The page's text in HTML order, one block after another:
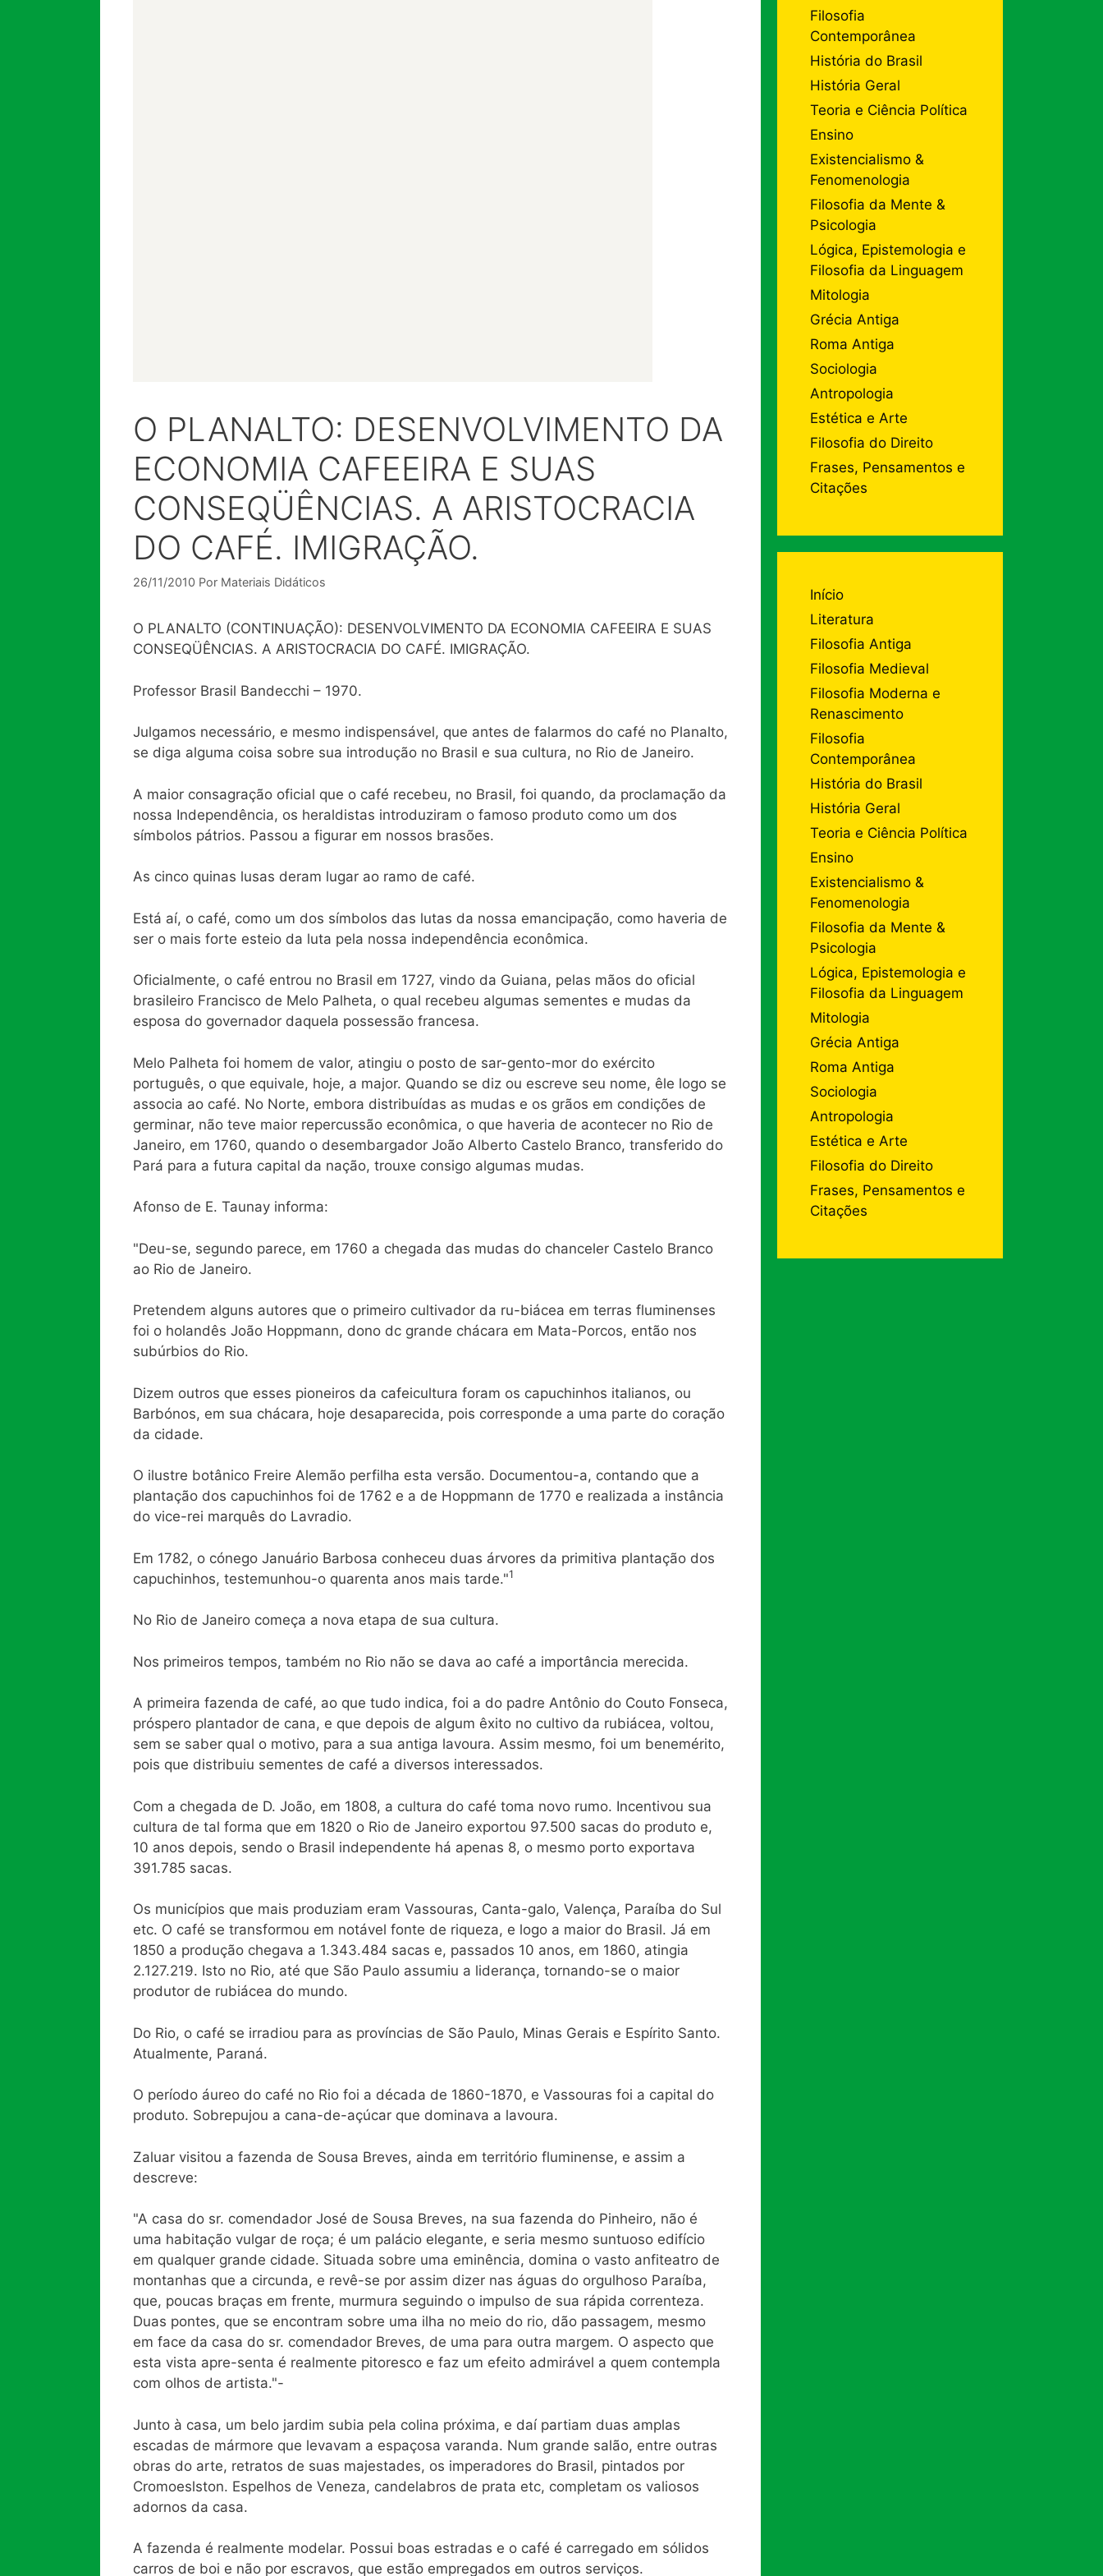
O PLANALTO: DESENVOLVIMENTO DA
ECONOMIA CAFEEIRA E SUAS
CONSEQÜÊNCIAS. A ARISTOCRACIA
DO CAFÉ. IMIGRAÇÃO.
26/11/2010 Por Materiais Didáticos
O PLANALTO (CONTINUAÇÃO): DESENVOLVIMENTO DA ECONOMIA CAFEEIRA E SUAS
CONSEQÜÊNCIAS. A ARISTOCRACIA DO CAFÉ. IMIGRAÇÃO.
Professor Brasil Bandecchi – 1970.
Julgamos necessário, e mesmo indispensável, que antes de falarmos do café no Planalto,
se diga alguma coisa sobre sua introdução no Brasil e sua cultura, no Rio de Janeiro.
A maior consagração oficial que o café recebeu, no Brasil, foi quando, da proclamação da
nossa Independência, os heraldistas introduziram o famoso produto como um dos
símbolos pátrios. Passou a figurar em nossos brasões.
As cinco quinas lusas deram lugar ao ramo de café.
Está aí, o café, como um dos símbolos das lutas da nossa emancipação, como haveria de
ser o mais forte esteio da luta pela nossa independência econômica.
Oficialmente, o café entrou no Brasil em 1727, vindo da Guiana, pelas mãos do oficial
brasileiro Francisco de Melo Palheta, o qual recebeu algumas sementes e mudas da
esposa do governador daquela possessão francesa.
Melo Palheta foi homem de valor, atingiu o posto de sar-gento-mor do exército
português, o que equivale, hoje, a major. Quando se diz ou escreve seu nome, êle logo se
associa ao café. No Norte, embora distribuídas as mudas e os grãos em condições de
germinar, não teve maior repercussão econômica, o que haveria de acontecer no Rio de
Janeiro, em 1760, quando o desembargador João Alberto Castelo Branco, transferido do
Pará para a futura capital da nação, trouxe consigo algumas mudas.
Afonso de E. Taunay informa:
"Deu-se, segundo parece, em 1760 a chegada das mudas do chanceler Castelo Branco
ao Rio de Janeiro.
Pretendem alguns autores que o primeiro cultivador da ru-biácea em terras fluminenses
foi o holandês João Hoppmann, dono dc grande chácara em Mata-Porcos, então nos
subúrbios do Rio.
Dizem outros que esses pioneiros da cafeicultura foram os capuchinhos italianos, ou
Barbónos, em sua chácara, hoje desaparecida, pois corresponde a uma parte do coração
da cidade.
O ilustre botânico Freire Alemão perfilha esta versão. Documentou-a, contando que a
plantação dos capuchinhos foi de 1762 e a de Hoppmann de 1770 e realizada a instância
do vice-rei marquês do Lavradio.
Em 1782, o cónego Januário Barbosa conheceu duas árvores da primitiva plantação dos
capuchinhos, testemunhou-o quarenta anos mais tarde."1
No Rio de Janeiro começa a nova etapa de sua cultura.
Nos primeiros tempos, também no Rio não se dava ao café a importância merecida.
A primeira fazenda de café, ao que tudo indica, foi a do padre Antônio do Couto Fonseca,
próspero plantador de cana, e que depois de algum êxito no cultivo da rubiácea, voltou,
sem se saber qual o motivo, para a sua antiga lavoura. Assim mesmo, foi um benemérito,
pois que distribuiu sementes de café a diversos interessados.
Com a chegada de D. João, em 1808, a cultura do café toma novo rumo. Incentivou sua
cultura de tal forma que em 1820 o Rio de Janeiro exportou 97.500 sacas do produto e,
10 anos depois, sendo o Brasil independente há apenas 8, o mesmo porto exportava
391.785 sacas.
Os municípios que mais produziam eram Vassouras, Canta-galo, Valença, Paraíba do Sul
etc. O café se transformou em notável fonte de riqueza, e logo a maior do Brasil. Já em
1850 a produção chegava a 1.343.484 sacas e, passados 10 anos, em 1860, atingia
2.127.219. Isto no Rio, até que São Paulo assumiu a liderança, tornando-se o maior
produtor de rubiácea do mundo.
Do Rio, o café se irradiou para as províncias de São Paulo, Minas Gerais e Espírito Santo.
Atualmente, Paraná.
O período áureo do café no Rio foi a década de 1860-1870, e Vassouras foi a capital do
produto. Sobrepujou a cana-de-açúcar que dominava a lavoura.
Zaluar visitou a fazenda de Sousa Breves, ainda em território fluminense, e assim a
descreve:
"A casa do sr. comendador José de Sousa Breves, na sua fazenda do Pinheiro, não é
uma habitação vulgar de roça; é um palácio elegante, e seria mesmo suntuoso edifício
em qualquer grande cidade. Situada sobre uma eminência, domina o vasto anfiteatro de
montanhas que a circunda, e revê-se por assim dizer nas águas do orgulhoso Paraíba,
que, poucas braças em frente, murmura seguindo o impulso de sua rápida correnteza.
Duas pontes, que se encontram sobre uma ilha no meio do rio, dão passagem, mesmo
em face da casa do sr. comendador Breves, de uma para outra margem. O aspecto que
esta vista apre-senta é realmente pitoresco e faz um efeito admirável a quem contempla
com olhos de artista."-
Junto à casa, um belo jardim subia pela colina próxima, e daí partiam duas amplas
escadas de mármore que levavam a espaçosa varanda. Num grande salão, entre outras
obras do arte, retratos de suas majestades, os imperadores do Brasil, pintados por
Cromoeslston. Espelhos de Veneza, candelabros de prata etc, completam os valiosos
adornos da casa.
A fazenda é realmente modelar. Possui boas estradas e o café é carregado em sólidos
carros de boi e não por escravos, que estão empregados em outros serviços.
Filosofia
Contemporânea
História do Brasil
História Geral
Teoria e Ciência Política
Ensino
Existencialismo &
Fenomenologia
Filosofia da Mente &
Psicologia
Lógica, Epistemologia e
Filosofia da Linguagem
Mitologia
Grécia Antiga
Roma Antiga
Sociologia
Antropologia
Estética e Arte
Filosofia do Direito
Frases, Pensamentos e
Citações
Início
Literatura
Filosofia Antiga
Filosofia Medieval
Filosofia Moderna e
Renascimento
Filosofia
Contemporânea
História do Brasil
História Geral
Teoria e Ciência Política
Ensino
Existencialismo &
Fenomenologia
Filosofia da Mente &
Psicologia
Lógica, Epistemologia e
Filosofia da Linguagem
Mitologia
Grécia Antiga
Roma Antiga
Sociologia
Antropologia
Estética e Arte
Filosofia do Direito
Frases, Pensamentos e
Citações